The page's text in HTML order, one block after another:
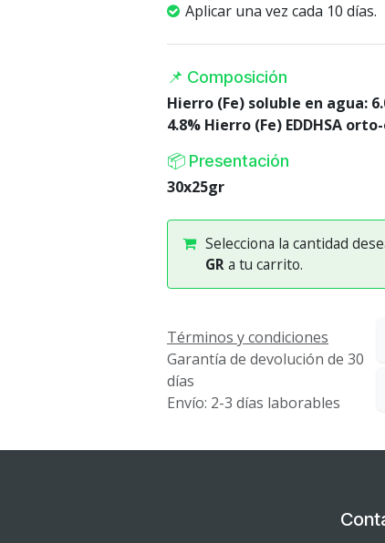
Aplicar una vez cada 10 días.
📌 Composición
Hierro (Fe) soluble en agua:
4.8% Hierro (Fe) EDDHSA
📦 Presentación
30x25gr
Selecciona la cantidad
GRa tu carrito.
Términos y condiciones
Garantía de devolución de 30
días
Envío: 2-3 días laborables